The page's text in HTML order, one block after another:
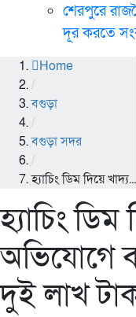
শেরপুরে
দূর করতে
Home
/
বগুড়া
/
বগুড়া সদর
/
হ্যাচিং ডিম দিয়ে খাদ্য...
হ্যাচিং
অভিযোগে
দুই লাখ